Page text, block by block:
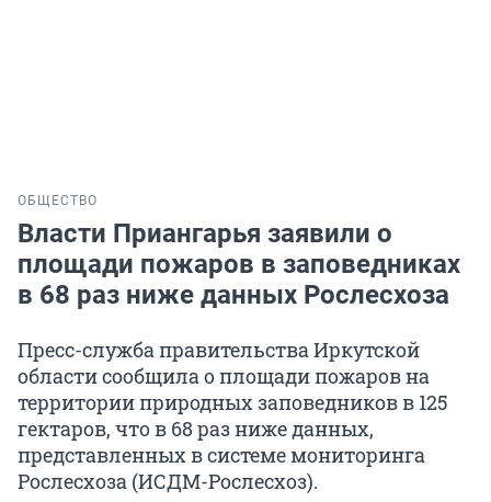
ОБЩЕСТВО
Власти Приангарья заявили о
площади пожаров в заповедниках
в 68 раз ниже данных Рослесхоза
Пресс-служба правительства Иркутской
области сообщила о площади пожаров на
территории природных заповедников в 125
гектаров, что в 68 раз ниже данных,
представленных в системе мониторинга
Рослесхоза (ИСДМ-Рослесхоз).